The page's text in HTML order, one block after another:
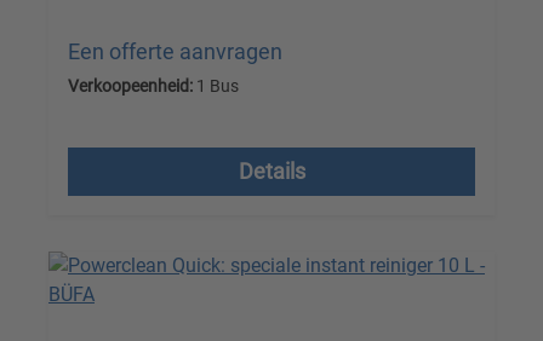
Een offerte aanvragen
Verkoopeenheid: 1 Bus
Details